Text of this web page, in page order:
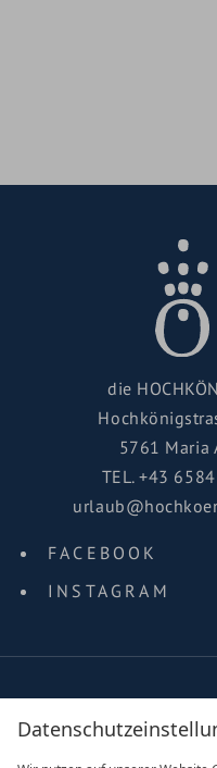
die
5761 Maria
TEL.+43
FACEBOOK
INSTAGRAM